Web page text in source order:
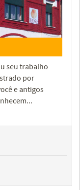
seu trabalho
por
e antigos